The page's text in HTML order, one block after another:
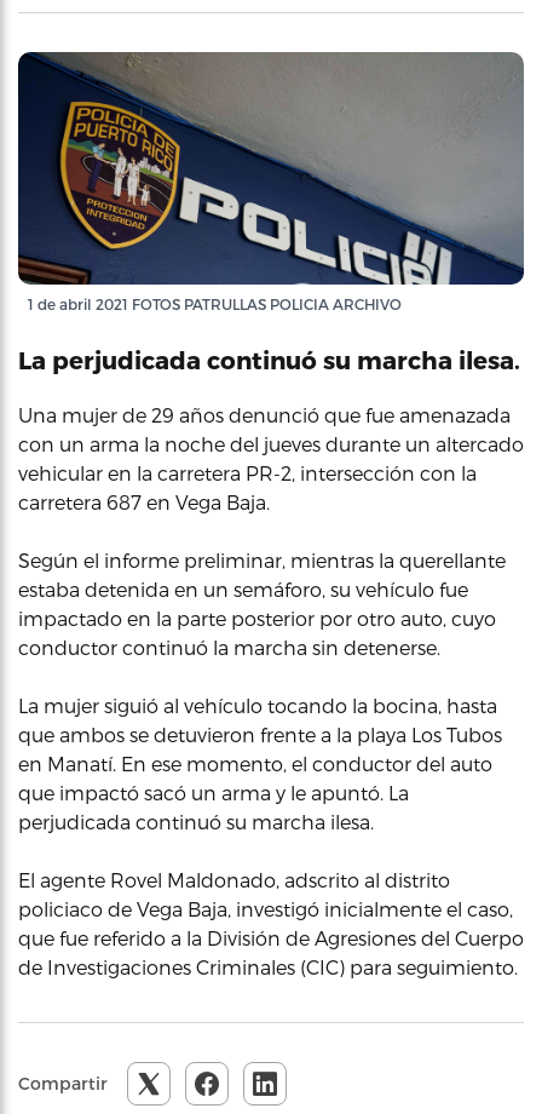
1 de abril 2021 FOTOS PATRULLAS POLICIA ARCHIVO
La perjudicada continuó su marcha ilesa.
Una mujer de 29 años denunció que fue amenazada
con un arma la noche del jueves durante un altercado
vehicular en la carretera PR-2, intersección con la
carretera 687 en Vega Baja.
Según el informe preliminar, mientras la querellante
estaba detenida en un semáforo, su vehículo fue
impactado en la parte posterior por otro auto, cuyo
conductor continuó la marcha sin detenerse.
La mujer siguió al vehículo tocando la bocina, hasta
que ambos se detuvieron frente a la playa Los Tubos
en Manatí. En ese momento, el conductor del auto
que impactó sacó un arma y le apuntó. La
perjudicada continuó su marcha ilesa.
El agente Rovel Maldonado, adscrito al distrito
policiaco de Vega Baja, investigó inicialmente el caso,
que fue referido a la División de Agresiones del Cuerpo
de Investigaciones Criminales (CIC) para seguimiento.
Compartir